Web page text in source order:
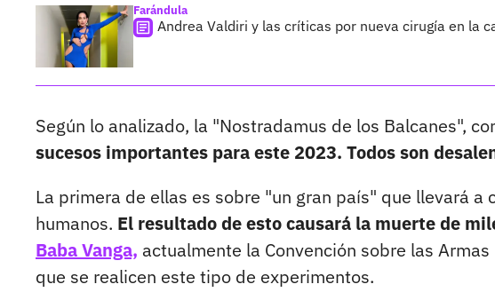
Farándula
Andrea Valdiri y las críticas por nueva cirugía en la
Según lo analizado, la "Nostradamus de los Balcanes",
sucesos importantes para este 2023. Todos son
La primera de ellas es sobre "un gran país" que llevará
humanos. El resultado de esto causará la muerte de
Baba Vanga, actualmente la Convención sobre las
que se realicen este tipo de experimentos.